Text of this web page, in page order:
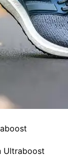
Ultraboost